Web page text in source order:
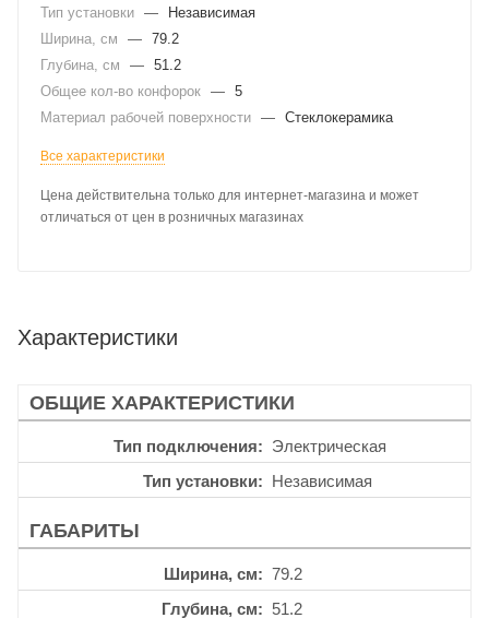
Тип установки —
Независимая
Ширина, см
— 79.2
Глубина, см
— 51.2
Общее кол-во конфорок — 5
Материал рабочей поверхности — Стеклокерамика
Все характеристики
Цена действительна только для интернет-магазина и может
отличаться от цен в розничных магазинах
Характеристики
ОБЩИЕ ХАРАКТЕРИСТИКИ
Тип подключения
Электрическая
Тип установки
Независимая
ГАБАРИТЫ
Ширина, см
79.2
Глубина, см
51.2